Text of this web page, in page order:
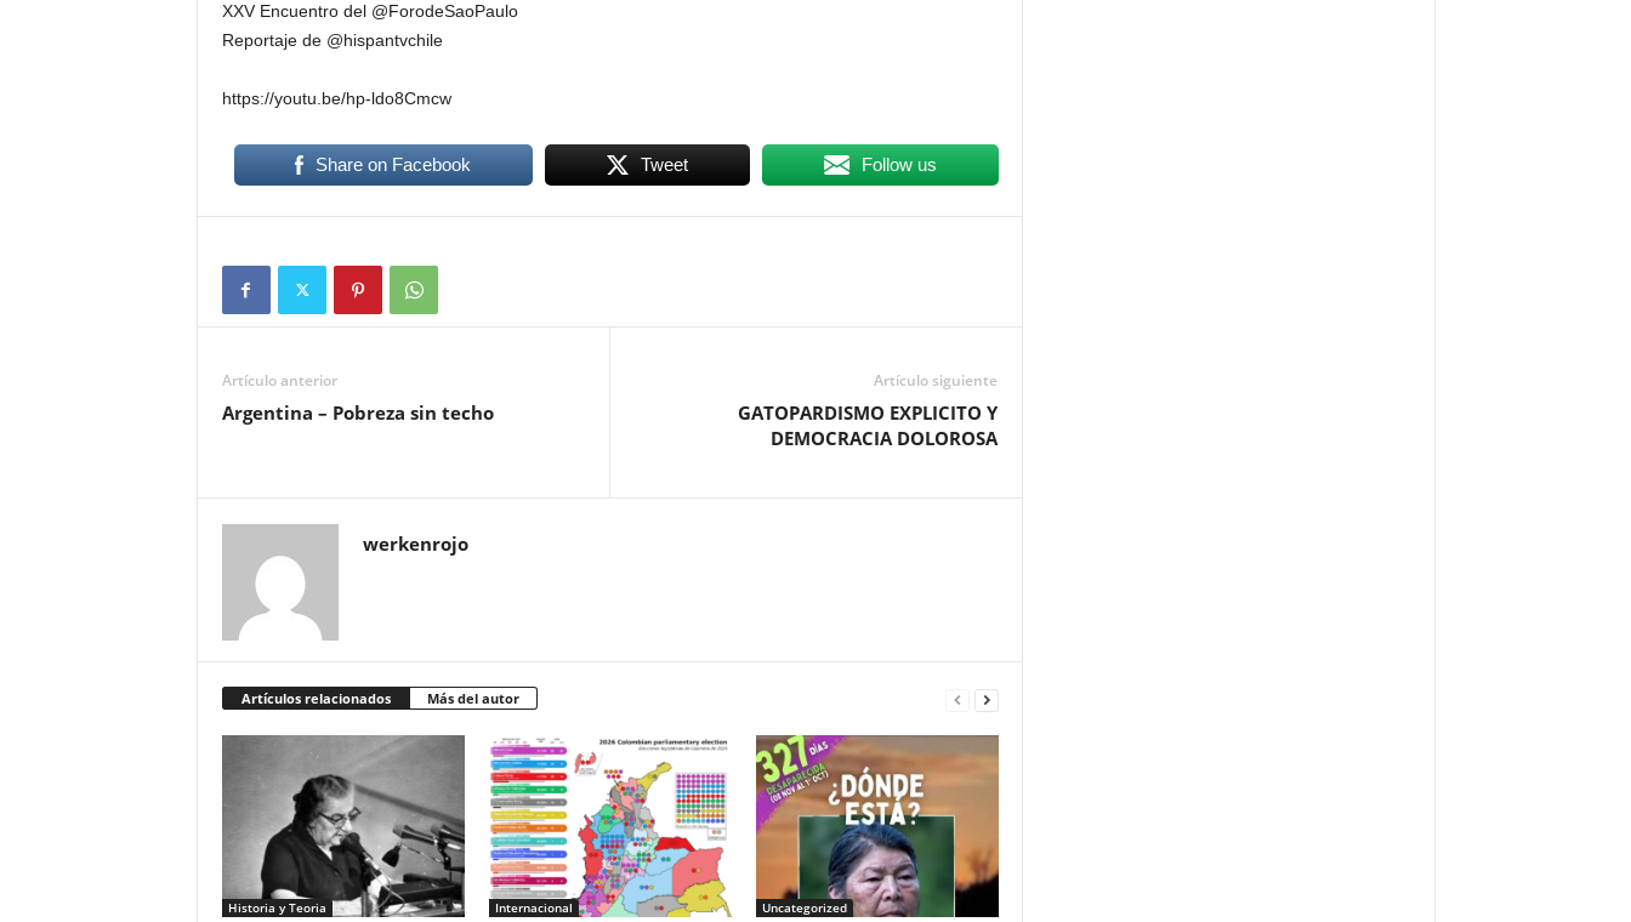
XXV Encuentro del @ForodeSaoPaulo
Reportaje de @hispantvchile
https://youtu.be/hp-ldo8Cmcw
Share on Facebook Tweet Follow us
Artículo anterior
Argentina – Pobreza sin techo
Artículo siguiente
GATOPARDISMO EXPLICITO Y
DEMOCRACIA DOLOROSA
werkenrojo
Artículos relacionados Más del autor
Historia y Teoria Internacional Uncategorized